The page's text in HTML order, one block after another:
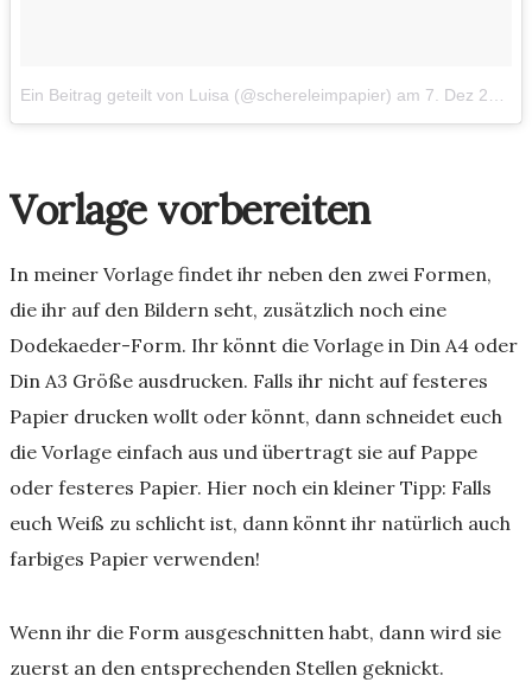
Ein Beitrag geteilt von Luisa (@schereleimpapier) am 7. Dez 2017 um 11:14 Uhr
Vorlage vorbereiten
In meiner Vorlage findet ihr neben den zwei Formen,
die ihr auf den Bildern seht, zusätzlich noch eine
Dodekaeder-Form. Ihr könnt die Vorlage in Din A4 oder
Din A3 Größe ausdrucken. Falls ihr nicht auf festeres
Papier drucken wollt oder könnt, dann schneidet euch
die Vorlage einfach aus und übertragt sie auf Pappe
oder festeres Papier. Hier noch ein kleiner Tipp: Falls
euch Weiß zu schlicht ist, dann könnt ihr natürlich auch
farbiges Papier verwenden!
Wenn ihr die Form ausgeschnitten habt, dann wird sie
zuerst an den entsprechenden Stellen geknickt.